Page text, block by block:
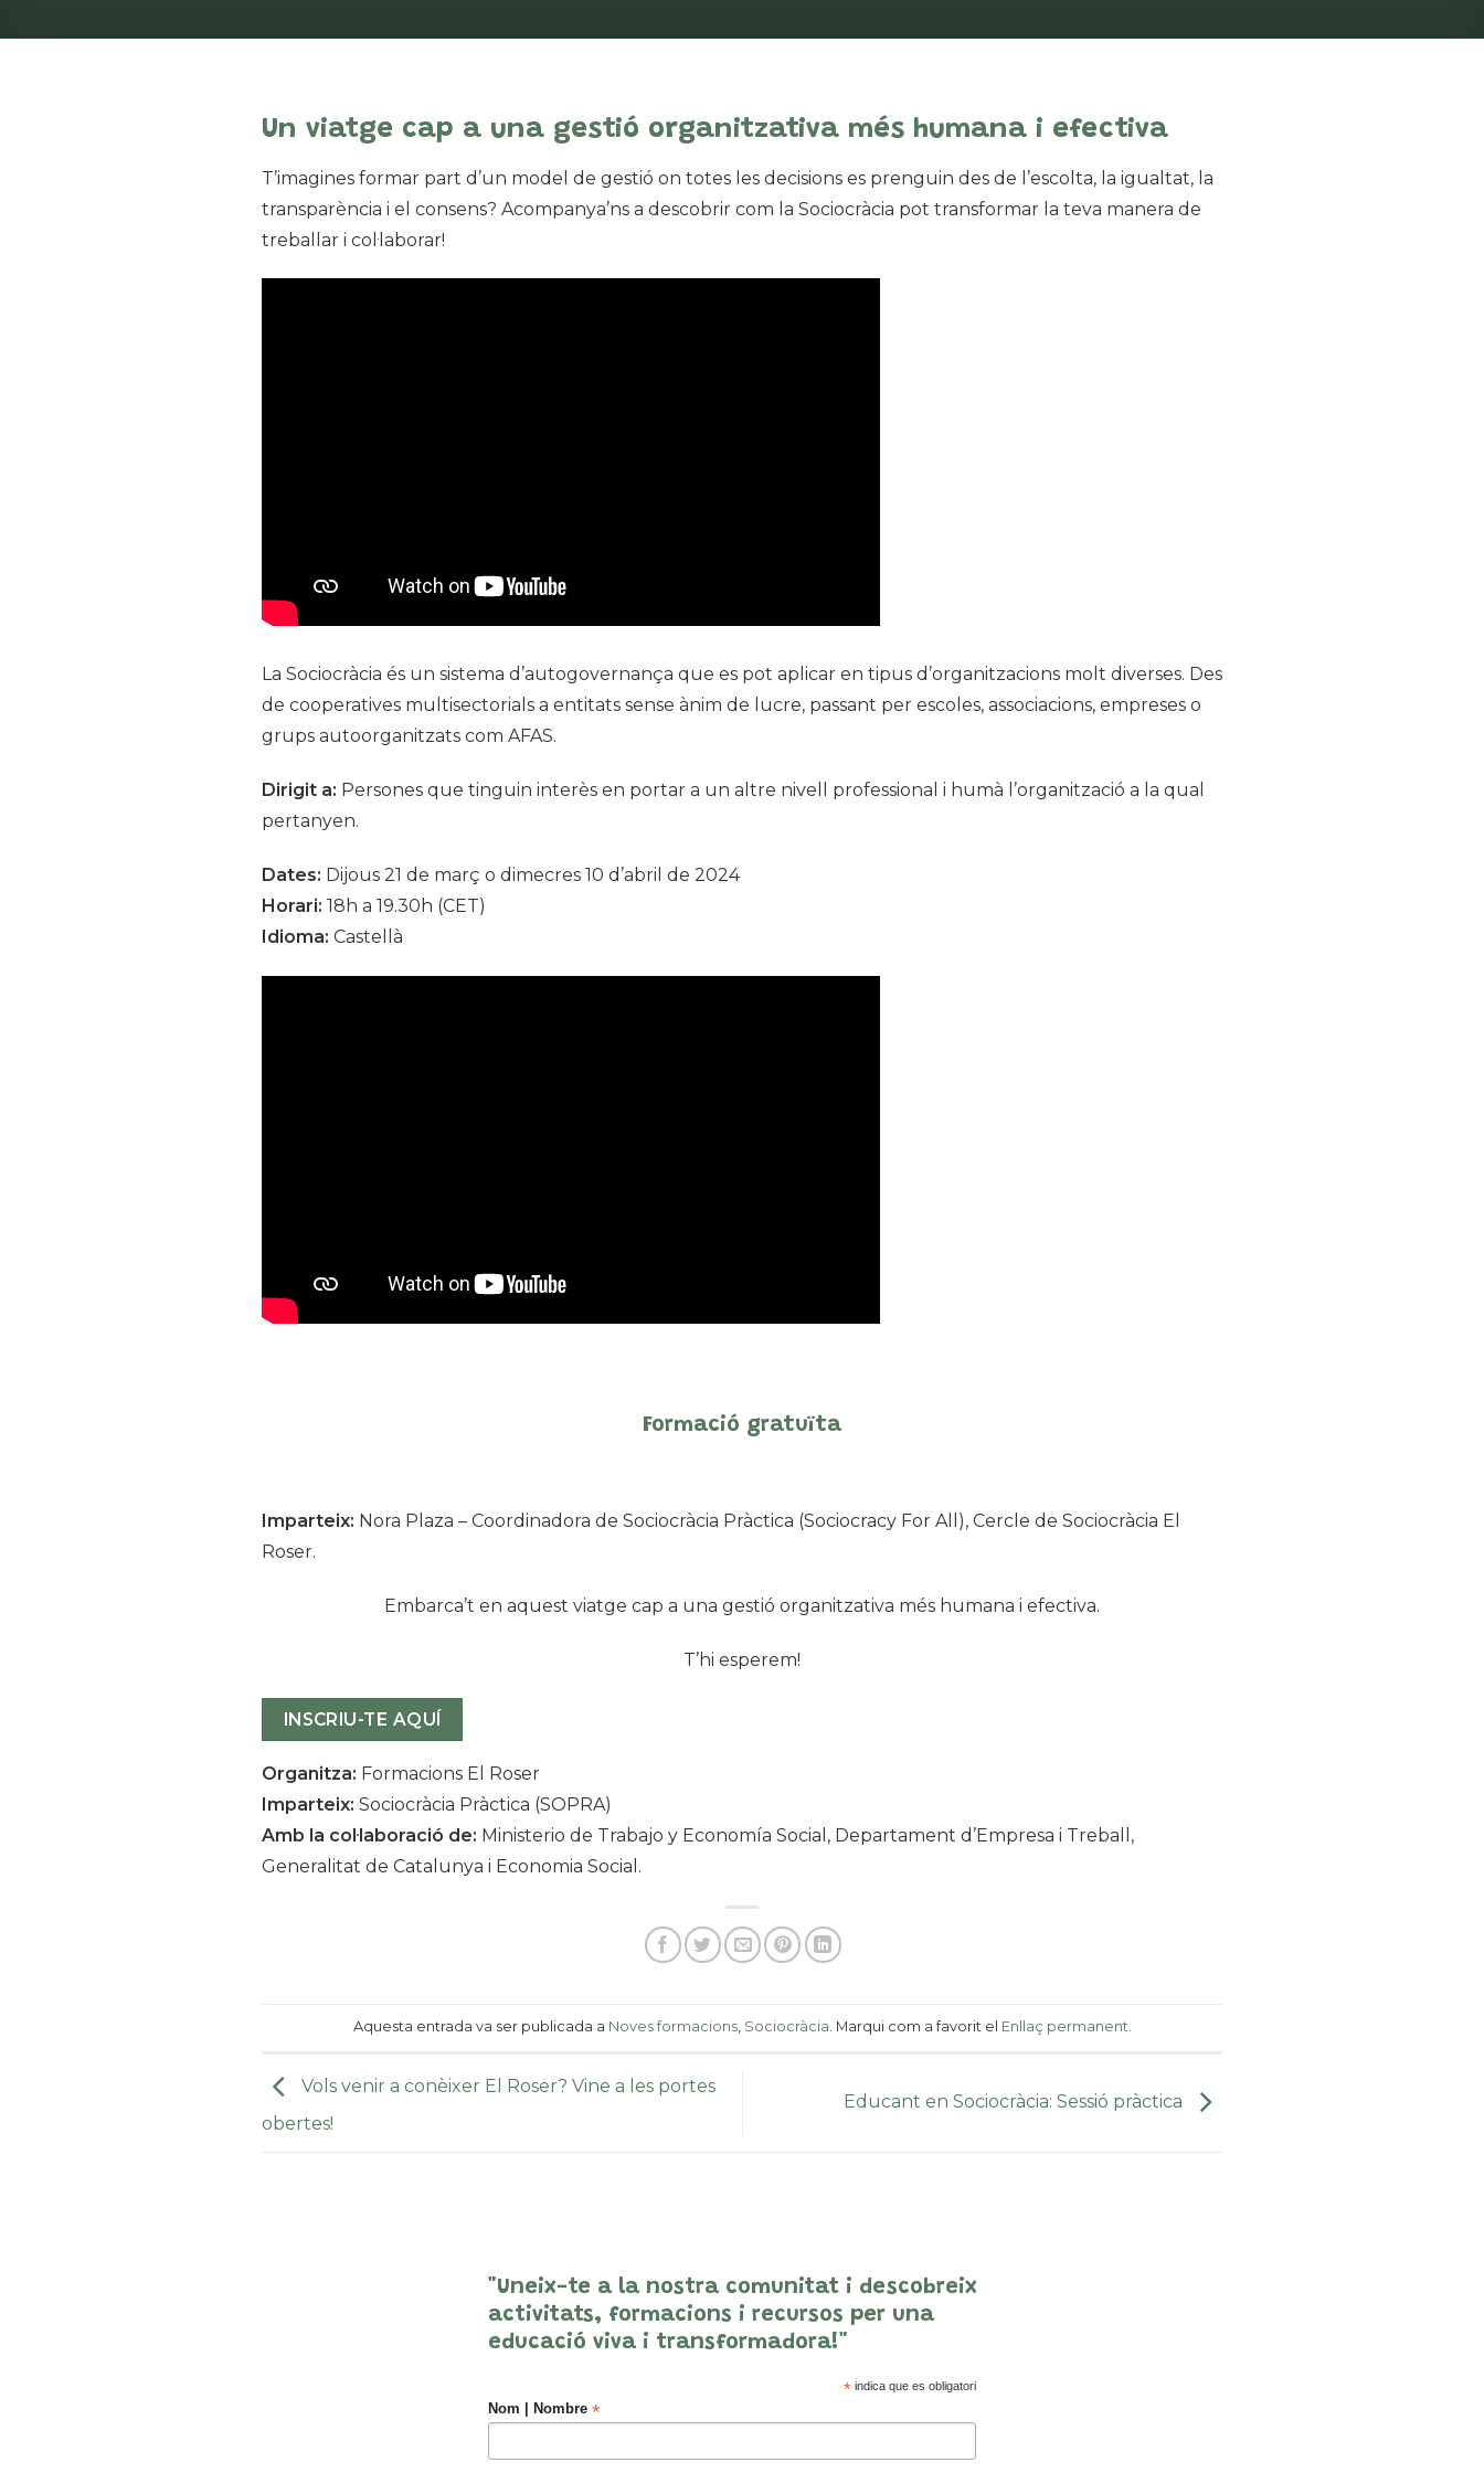
Un viatge cap a una gestió organitzativa més humana i efectiva
T’imagines formar part d’un model de gestió on totes les decisions es prenguin des de l’escolta, la igualtat, la
transparència i el consens? Acompanya’ns a descobrir com la Sociocràcia pot transformar la teva manera de
treballar i col·laborar!
La Sociocràcia és un sistema d’autogovernança que es pot aplicar en tipus d’organitzacions molt diverses. Des
de cooperatives multisectorials a entitats sense ànim de lucre, passant per escoles, associacions, empreses o
grups autoorganitzats com AFAS.
Dirigit a: Persones que tinguin interès en portar a un altre nivell professional i humà l’organització a la qual
pertanyen.
Dates: Dijous 21 de març o dimecres 10 d’abril de 2024
Horari: 18h a 19.30h (CET)
Idioma: Castellà
Formació gratuïta
Imparteix: Nora Plaza – Coordinadora de Sociocràcia Pràctica (Sociocracy For All), Cercle de Sociocràcia El
Roser.
Embarca’t en aquest viatge cap a una gestió organitzativa més humana i efectiva.
T’hi esperem!
INSCRIU-TE AQUÍ
Organitza: Formacions El Roser
Imparteix: Sociocràcia Pràctica (SOPRA)
Amb la col·laboració de: Ministerio de Trabajo y Economía Social, Departament d’Empresa i Treball,
Generalitat de Catalunya i Economia Social.
Aquesta entrada va ser publicada a Noves formacions, Sociocràcia. Marqui com a favorit el Enllaç permanent.
Vols venir a conèixer El Roser? Vine a les portes
obertes!
Educant en Sociocràcia: Sessió pràctica
"Uneix-te a la nostra comunitat i descobreix
activitats, formacions i recursos per una
educació viva i transformadora!"
*indica que es obligatori
Nom | Nombre *